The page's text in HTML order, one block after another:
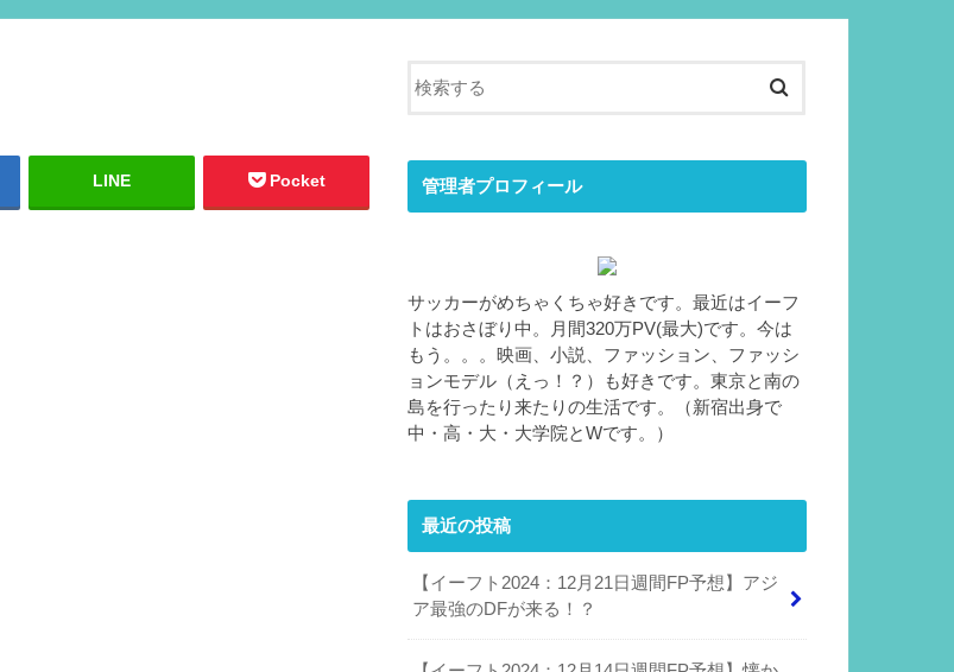
LINE Pocket 管理者プロフィール
サッカーがめちゃくちゃ好きです。最近はイーフ
トはおさぼり中。月間320万PV(最大)です。今は
もう。。。映画、小説、ファッション、ファッシ
ョンモデル（えっ！？）も好きです。東京と南の
島を行ったり来たりの生活です。（新宿出身で
中・高・大・大学院とWです。）
最近の投稿
【イーフト2024：12月21日週間FP予想】アジ
ア最強のDFが来る！？